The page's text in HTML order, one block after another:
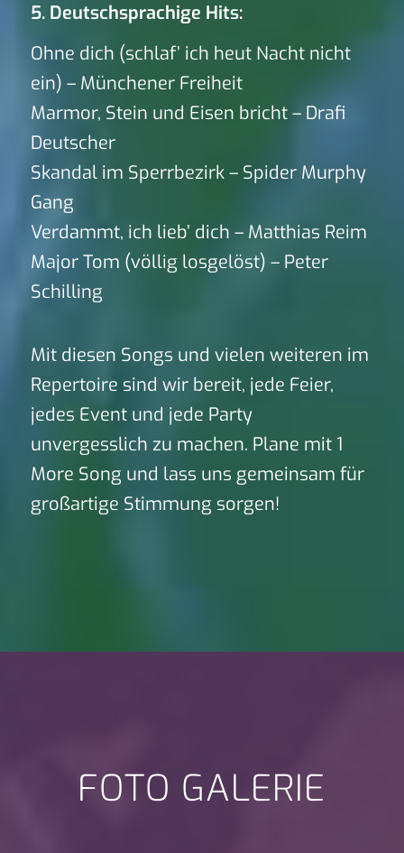
5. Deutschsprachige Hits:
Ohne dich (schlaf’ ich heut Nacht nicht
ein) – Münchener Freiheit
Marmor, Stein und Eisen bricht – Drafi
Deutscher
Skandal im Sperrbezirk – Spider Murphy
Gang
Verdammt, ich lieb’ dich – Matthias Reim
Major Tom (völlig losgelöst) – Peter
Schilling
Mit diesen Songs und vielen weiteren im
Repertoire sind wir bereit, jede Feier,
jedes Event und jede Party
unvergesslich zu machen. Plane mit 1
More Song und lass uns gemeinsam für
großartige Stimmung sorgen!
FOTO GALERIE